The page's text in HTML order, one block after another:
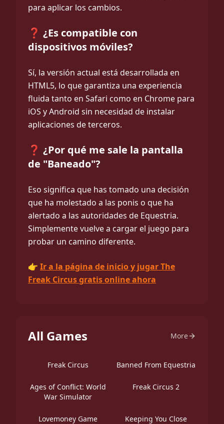
para aplicar los cambios.
❓ ¿Es compatible con
dispositivos móviles?
Sí, la versión actual está desarrollada en
HTML5, lo que garantiza una experiencia
fluida tanto en Safari como en Chrome para
iOS y Android sin necesidad de instalar
aplicaciones de terceros.
❓ ¿Por qué me sale la pantalla
de "Baneado"?
Eso significa que has tomado una decisión
que ha molestado a las ponis o que ha
alertado a las autoridades de Equestria.
Simplemente vuelve a cargar el juego para
probar un camino diferente.
👉 Ir a la página de inicio y jugar The
Freak Circus gratis online ahora
All Games More
Freak Circus Banned From Equestria
Ages of Conflict: World
War Simulator
Freak Circus 2
Lovemoney Game Keeping You Close